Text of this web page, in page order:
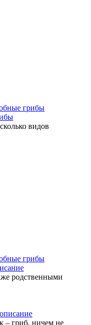
грибы
видов
грибы
родственными
– гриб, ничем не